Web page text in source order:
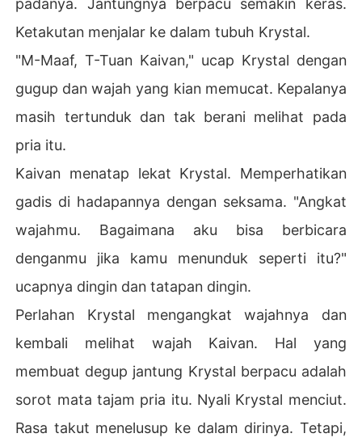
padanya. Jantungnya berpacu semakin keras.
Ketakutan menjalar ke dalam tubuh Krystal.
"M-Maaf, T-Tuan Kaivan," ucap Krystal dengan
gugup dan wajah yang kian memucat. Kepalanya
masih tertunduk dan tak berani melihat pada
pria itu.
Kaivan menatap lekat Krystal. Memperhatikan
gadis di hadapannya dengan seksama. "Angkat
wajahmu. Bagaimana aku bisa berbicara
denganmu jika kamu menunduk seperti itu?"
ucapnya dingin dan tatapan dingin.
Perlahan Krystal mengangkat wajahnya dan
kembali melihat wajah Kaivan. Hal yang
membuat degup jantung Krystal berpacu adalah
sorot mata tajam pria itu. Nyali Krystal menciut.
Rasa takut menelusup ke dalam dirinya. Tetapi,